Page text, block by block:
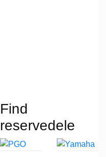
Find
reservedele